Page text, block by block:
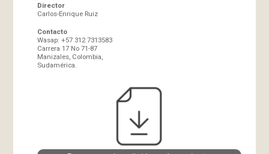
Director
Carlos-Enrique Ruiz
Contacto
Wasap: +57 312 7313583
Carrera 17 No 71-87
Manizales, Colombia,
Sudamérica.